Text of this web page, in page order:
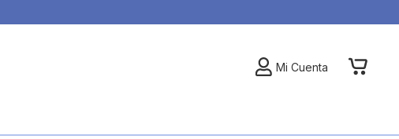
My
Mi Cuenta